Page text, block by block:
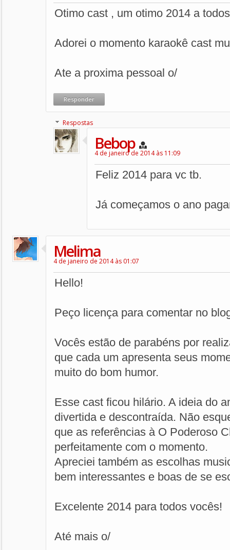
Otimo cast , um otimo 2014 a
Adorei o momento karaokê cast
Ate a proxima pessoal o/
Responder
Respostas
Bebop
4 de janeiro de 2014 às 11:09
Feliz 2014 para vc tb.
Já começamos o ano
Melima
4 de janeiro de 2014 às 01:07
Hello!
Peço licença para comentar no
Vocês estão de parabéns por
que cada um apresenta seus
muito do bom humor.
Esse cast ficou hilário. A ideia do
divertida e descontraída. Não
que as referências à O Poderoso
perfeitamente com o momento.
Apreciei também as escolhas
bem interessantes e boas de se
Excelente 2014 para todos vocês!
Até mais o/